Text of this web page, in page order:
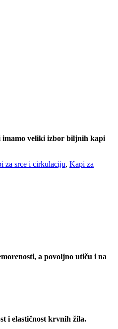
imamo veliki izbor biljnih kapi
za srce i cirkulaciju, Kapi za
a povoljno utiču i na
i elastičnost krvnih žila.